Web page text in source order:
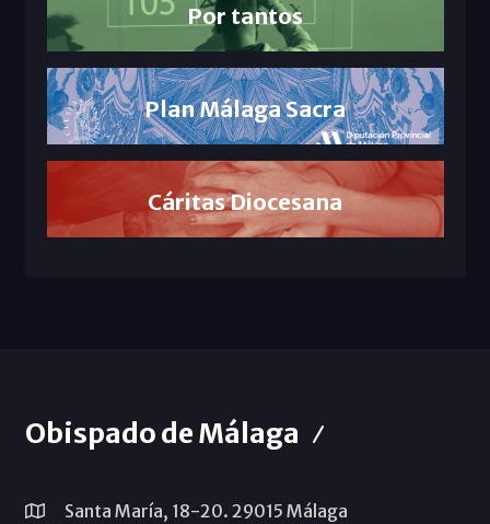
Por tantos
Plan Málaga Sacra
Cáritas Diocesana
Obispado de Málaga
Santa María, 18-20. 29015 Málaga